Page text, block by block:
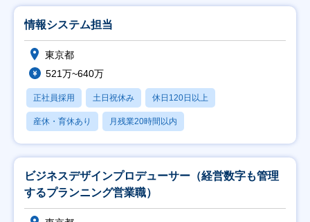
情報システム担当
東京都
521万~640万
正社員採用 土日祝休み 休日120日以上
産休・育休あり 月残業20時間以内
ビジネスデザインプロデューサー（経営数字も管理
するプランニング営業職）